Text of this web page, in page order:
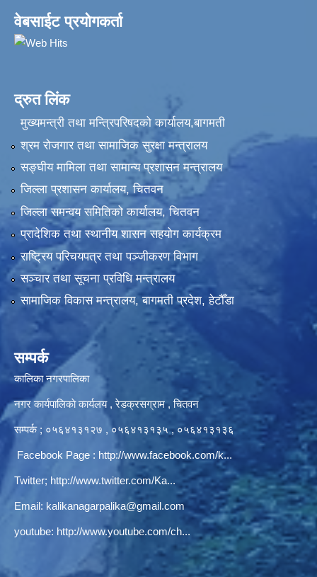
वेबसाईट प्रयोगकर्ता
द्रुत लिंक
मुख्यमन्त्री तथा मन्त्रिपरिषदको कार्यालय,बागमती
श्रम रोजगार तथा सामाजिक सुरक्षा मन्त्रालय
सङ्‍घीय मामिला तथा सामान्य प्रशासन मन्त्रालय
जिल्ला प्रशासन कार्यालय, चितवन
जिल्ला समन्वय समितिको कार्यालय, चितवन
प्रादेशिक तथा स्थानीय शासन सहयोग कार्यक्रम
राष्ट्रिय परिचयपत्र तथा पञ्‍जीकरण विभाग
सञ्‍चार तथा सूचना प्रविधि मन्त्रालय
सामाजिक विकास मन्त्रालय, बागमती प्रदेश, हेटौँडा
सम्पर्क
कालिका नगरपालिका
नगर कार्यपालिकाे कार्यलय‍ , रेडक्रसग्राम , चितवन
सम्पर्क ; ०५६४१३१२७ , ०५६४१३१३५ , ०५६४१३१३६
Facebook Page : http://www.facebook.com/k...
Twitter; http://www.twitter.com/Ka...
Email: kalikanagarpalika@gmail.com
youtube: http://www.youtube.com/ch...